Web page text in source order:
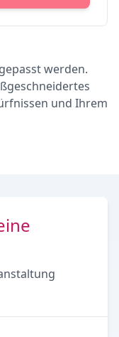
werden.
und Ihrem